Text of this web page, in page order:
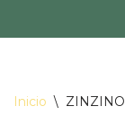
contenido
Inicio \ ZINZINO